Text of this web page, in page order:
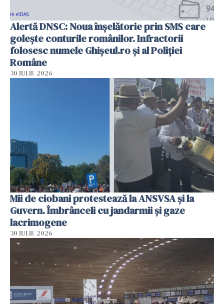
Alertă DNSC: Noua înșelătorie prin SMS care
golește conturile românilor. Infractorii
folosesc numele Ghișeul.ro și al Poliției
Române
30 IULIE 2026
Mii de ciobani protestează la ANSVSA și la
Guvern. Îmbrânceli cu jandarmii și gaze
lacrimogene
30 IULIE 2026